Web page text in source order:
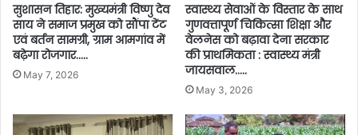
सुशासन तिहार: मुख्यमंत्री विष्णु देव
साय ने समाज प्रमुख को सौंपा टेंट
एवं बर्तन सामग्री, ग्राम आमगांव में
बढ़ेगा रोजगार…..
May 7, 2026
स्वास्थ्य सेवाओं के विस्तार के साथ
गुणवत्तापूर्ण चिकित्सा शिक्षा और
वेलनेस को बढ़ावा देना सरकार
की प्राथमिकता : स्वास्थ्य मंत्री
जायसवाल…..
May 3, 2026